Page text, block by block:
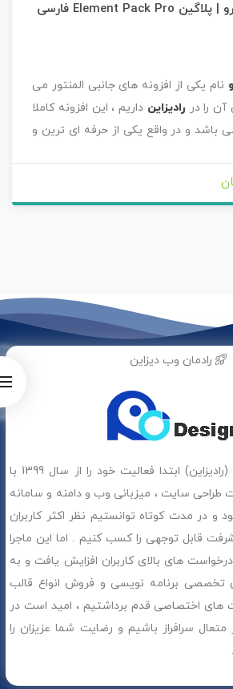
افزونه المنت پک پرو | پلاگین Element Pack Pro فارسی
نام یکی از افزونه های جانبی المنتور می
را در رادیزاین داریم ، این افزونه کاملا
باشد و در واقع یکی از حرفه ای ترین و
توانید جدیدترین نسخه فارسی و
رادمان وب دیزاین
گروه رادمان وب دیزاین (رادیزاین) ابتدا فعالیت خود را از سال 1399 با
طراحی سایت ، میزبانی وب و دامنه و سامانه
و در مدت کوتاه توانستیم نظر اکثر کاربران
قابل توجهی را کسب کنیم . اما این ماجرا
سال 1401 پیرو درخواست های بالای کاربران افزایش یافت و به
تخصصی برنامه نویسی و فروش انواع قالب
های اختصاصی قدم برداشتیم ، امید است در
متعال سرافراز باشیم و رضایت شما عزیزان را